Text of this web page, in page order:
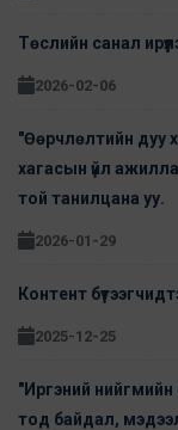
Төслийн санал
2026-02-06
"Өөрчлөлтийн дуу
хагасын үйл
той танилцана уу.
2026-01-29
Контент
2025-12-25
"Иргэний нийгмийн
тод байдал,